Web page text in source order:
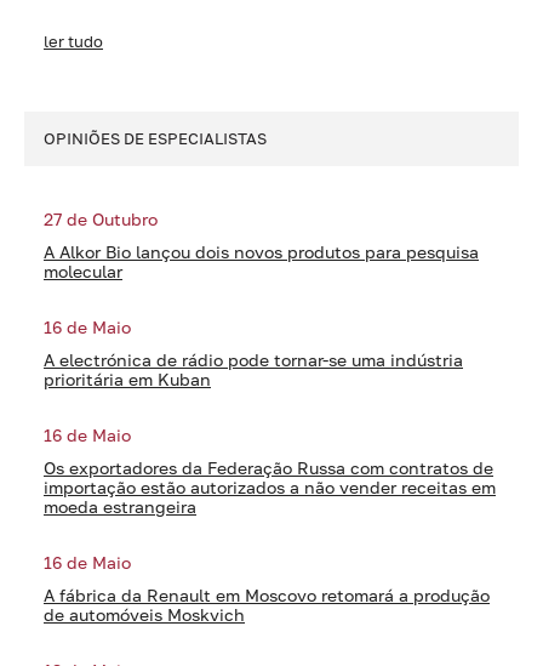
ler tudo
OPINIÕES DE ESPECIALISTAS
27 de Outubro
A Alkor Bio lançou dois novos produtos para pesquisa
molecular
16 de Maio
A electrónica de rádio pode tornar-se uma indústria
prioritária em Kuban
16 de Maio
Os exportadores da Federação Russa com contratos de
importação estão autorizados a não vender receitas em
moeda estrangeira
16 de Maio
A fábrica da Renault em Moscovo retomará a produção
de automóveis Moskvich